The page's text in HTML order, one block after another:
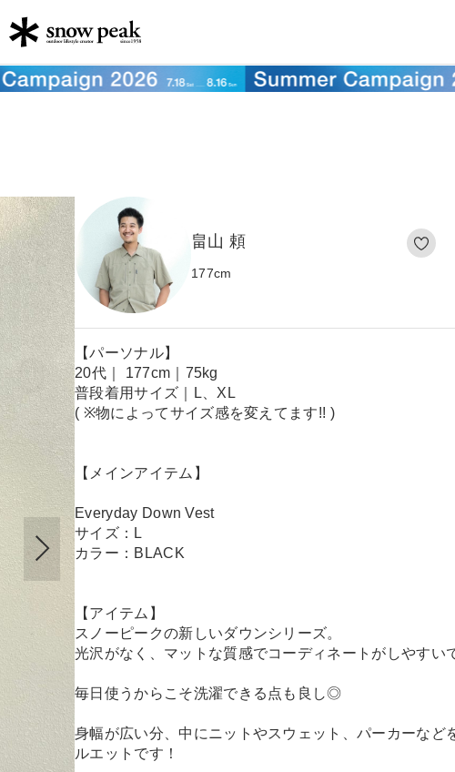
畠山 頼
177cm
【パーソナル】
20代｜ 177cm｜75kg
普段着用サイズ｜L、XL
( ※物によってサイズ感を変えてます!! )
【メインアイテム】
Everyday Down Vest
サイズ：L
カラー：BLACK
【アイテム】
スノーピークの新しいダウンシリーズ。
光沢がなく、マットな質感でコーディネートがしやす
毎日使うからこそ洗濯できる点も良し◎
身幅が広い分、中にニットやスウェット、パーカーなど
ルエットです！